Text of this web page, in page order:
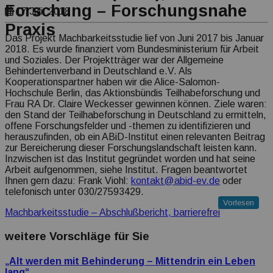
Transparenz Erklärung
Forschung – Forschungsnahe
Praxis
17 Juli, 2018
Das Projekt Machbarkeitsstudie lief von Juni 2017 bis Januar
2018. Es wurde finanziert vom Bundesministerium für Arbeit
und Soziales. Der Projektträger war der Allgemeine
Behindertenverband in Deutschland e.V. Als
Kooperationspartner haben wir die Alice-Salomon-
Hochschule Berlin, das Aktionsbündis Teilhabeforschung und
Frau RA Dr. Claire Weckesser gewinnen können. Ziele waren:
den Stand der Teilhabeforschung in Deutschland zu ermitteln,
offene Forschungsfelder und -themen zu identifizieren und
herauszufinden, ob ein ABiD-Institut einen relevanten Beitrag
zur Bereicherung dieser Forschungslandschaft leisten kann.
Inzwischen ist das Institut gegründet worden und hat seine
Arbeit aufgenommen, siehe Institut. Fragen beantwortet
Ihnen gern dazu: Frank Viohl: kontakt@abid-ev.de oder
telefonisch unter 030/27593429.
Machbarkeitsstudie – Abschlußbericht, barrierefrei
Vorlesen
weitere Vorschläge für Sie
„Alt werden mit Behinderung – Mittendrin ein Leben